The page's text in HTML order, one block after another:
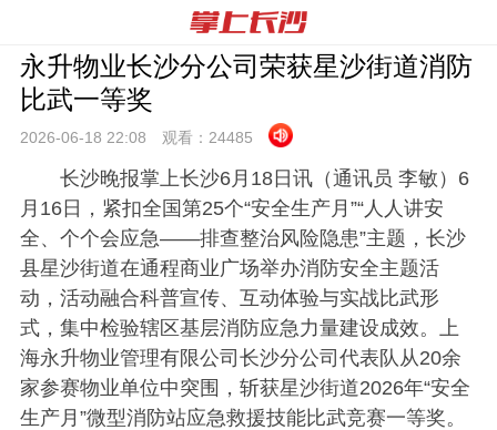
永升物业长沙分公司荣获星沙街道消防
比武一等奖
2026-06-18 22:08 观看： 24485
长沙晚报掌上长沙6月18日讯（通讯员 李敏）6
月16日，紧扣全国第25个“安全生产月”“人人讲安
全、个个会应急——排查整治风险隐患”主题，长沙
县星沙街道在通程商业广场举办消防安全主题活
动，活动融合科普宣传、互动体验与实战比武形
式，集中检验辖区基层消防应急力量建设成效。上
海永升物业管理有限公司长沙分公司代表队从20余
家参赛物业单位中突围，斩获星沙街道2026年“安全
生产月”微型消防站应急救援技能比武竞赛一等奖。